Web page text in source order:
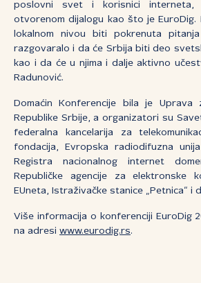
poslovni svet i korisnici
otvorenom dijalogu kao što je EuroDig.
lokalnom nivou biti pokrenuta
razgovaralo i da će Srbija biti deo
kao i da će u njima i dalje aktivno
Radunović.
Domaćin Konferencije bila je Uprava
Republike Srbije, a organizatori su
federalna kancelarija za
fondacija, Evropska radiodifuzna
Registra nacionalnog internet
Republičke agencije za elektronske
EUneta, Istraživačke stanice „Petnica“ i
Više informacija o konferenciji EuroDig
na adresi www.eurodig.rs.